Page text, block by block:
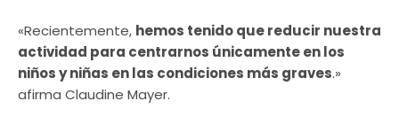
«Recientemente, hemos tenido que reducir nuestra
actividad para centrarnos únicamente en los
niños y niñas en las condiciones más graves.»
afirma Claudine Mayer.